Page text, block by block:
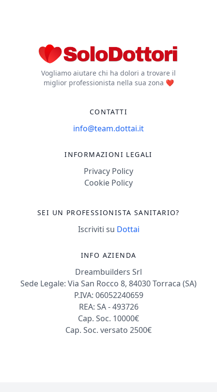
Vogliamo aiutare chi ha dolori a trovare il
miglior professionista nella sua zona ❤️
CONTATTI
info@team.dottai.it
INFORMAZIONI LEGALI
Privacy Policy
Cookie Policy
SEI UN PROFESSIONISTA SANITARIO?
Iscriviti su Dottai
INFO AZIENDA
Dreambuilders Srl
Sede Legale: Via San Rocco 8, 84030 Torraca (SA)
P.IVA: 06052240659
REA: SA - 493726
Cap. Soc. 10000€
Cap. Soc. versato 2500€